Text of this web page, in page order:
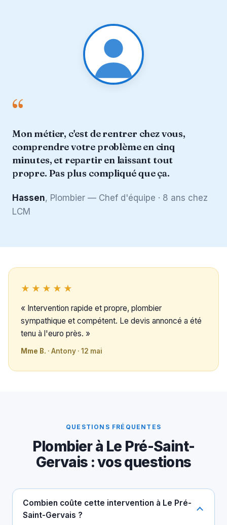
“
Mon métier, c'est de rentrer chez vous,
comprendre votre problème en cinq
minutes, et repartir en laissant tout
propre. Pas plus compliqué que ça.
Hassen, Plombier — Chef d'équipe · 8 ans chez
LCM
★★★★★
« Intervention rapide et propre, plombier
sympathique et compétent. Le devis annoncé a été
tenu à l'euro près. »
Mme B. · Antony · 12 mai
QUESTIONS FRÉQUENTES
Plombier à Le Pré-Saint-
Gervais : vos questions
Combien coûte cette intervention à Le Pré-
Saint-Gervais ?